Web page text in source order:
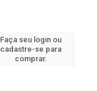
Faça seu login ou
cadastre-se para
comprar.